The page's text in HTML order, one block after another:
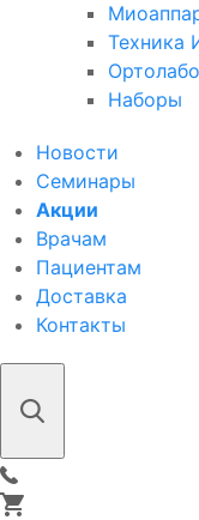
Техника
Наборы
Новости
Семинары
Акции
Врачам
Пациентам
Доставка
Контакты